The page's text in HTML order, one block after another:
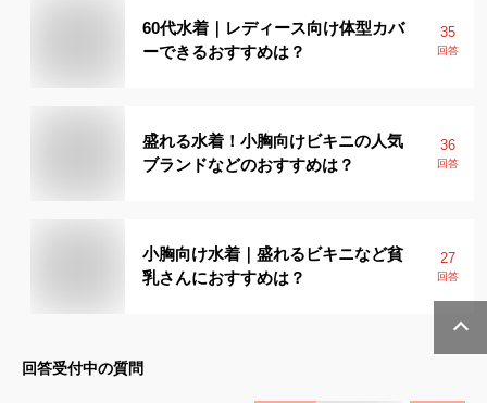
60代水着｜レディース向け体型カバ
ーできるおすすめは？
35
回答
盛れる水着！小胸向けビキニの人気
ブランドなどのおすすめは？
36
回答
小胸向け水着｜盛れるビキニなど貧
乳さんにおすすめは？
27
回答
回答受付中の質問